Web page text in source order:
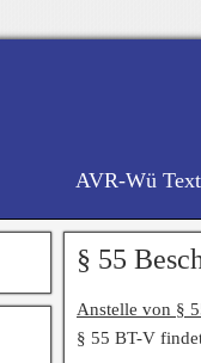
AVR-Wü
§ 55
Anstelle von §
§ 55 BT-V